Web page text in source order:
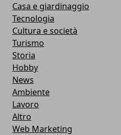
Casa e giardinaggio
Tecnologia
Cultura e società
Turismo
Storia
Hobby
News
Ambiente
Lavoro
Altro
Web Marketing